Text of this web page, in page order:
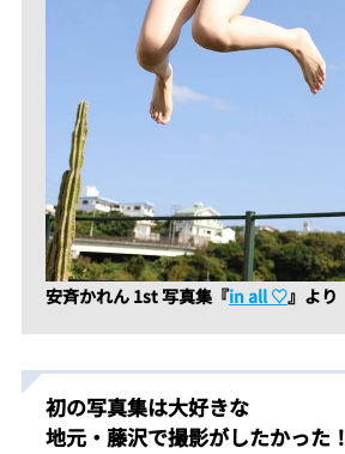
安斉かれん 1st 写真集『in all ♡』より
初の写真集は大好きな
地元・藤沢で撮影がしたかった！